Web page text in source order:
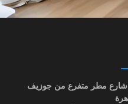
عنوان الإدارة : 4 شارع مطر متفرع من جوزيف